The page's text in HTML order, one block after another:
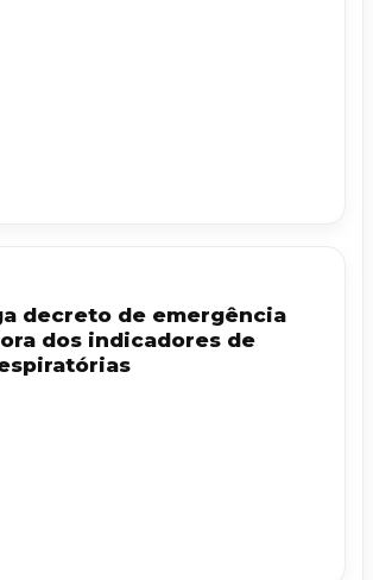
decreto de emergência
dos indicadores de